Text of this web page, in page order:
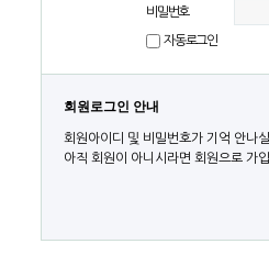
비밀번호
자동로그인
회원로그인 안내
회원아이디 및 비밀번호가 기억 안나
아직 회원이 아니시라면 회원으로 가